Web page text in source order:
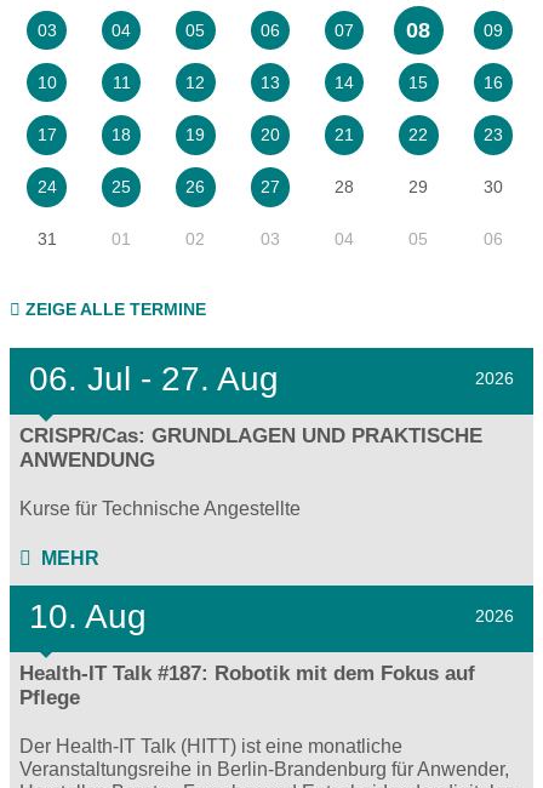
03 04 05 06 07 08 09
10 11 12 13 14 15 16
17 18 19 20 21 22 23
24 25 26 27 28 29 30
31 01 02 03 04 05 06
ZEIGE ALLE TERMINE
06. Jul - 27. Aug 2026
CRISPR/Cas: GRUNDLAGEN UND PRAKTISCHE
ANWENDUNG
Kurse für Technische Angestellte
MEHR
10. Aug 2026
Health-IT Talk #187: Robotik mit dem Fokus auf
Pflege
Der Health-IT Talk (HITT) ist eine monatliche
Veranstaltungsreihe in Berlin-Brandenburg für Anwender,